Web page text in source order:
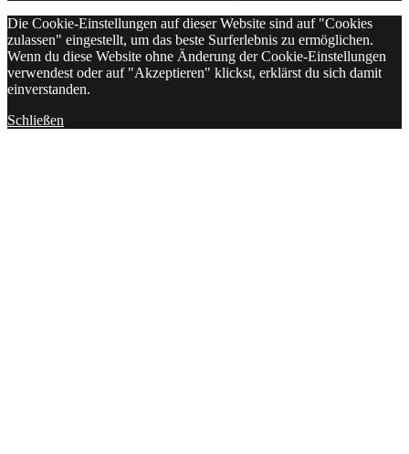
Die Cookie-Einstellungen auf dieser Website sind auf "Cookies
zulassen" eingestellt, um das beste Surferlebnis zu ermöglichen.
Wenn du diese Website ohne Änderung der Cookie-Einstellungen
verwendest oder auf "Akzeptieren" klickst, erklärst du sich damit
einverstanden.
Schließen